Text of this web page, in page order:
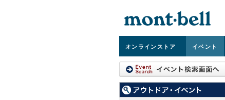
オンラインストア イベント